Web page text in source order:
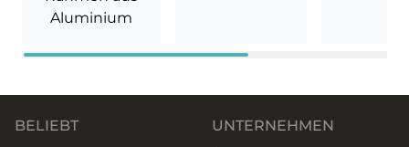
Aluminium
BELIEBT UNTERNEHMEN